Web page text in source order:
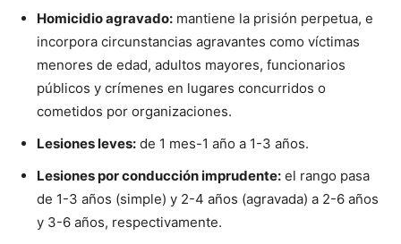
Homicidio agravado: mantiene la prisión perpetua, e
incorpora circunstancias agravantes como víctimas
menores de edad, adultos mayores, funcionarios
públicos y crímenes en lugares concurridos o
cometidos por organizaciones.
Lesiones leves: de 1 mes-1 año a 1-3 años.
Lesiones por conducción imprudente: el rango pasa
de 1-3 años (simple) y 2-4 años (agravada) a 2-6 años
y 3-6 años, respectivamente.